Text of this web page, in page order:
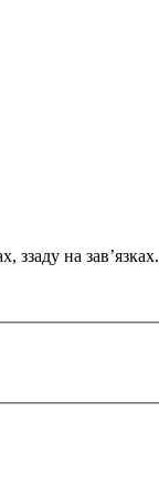
на завʼязках.